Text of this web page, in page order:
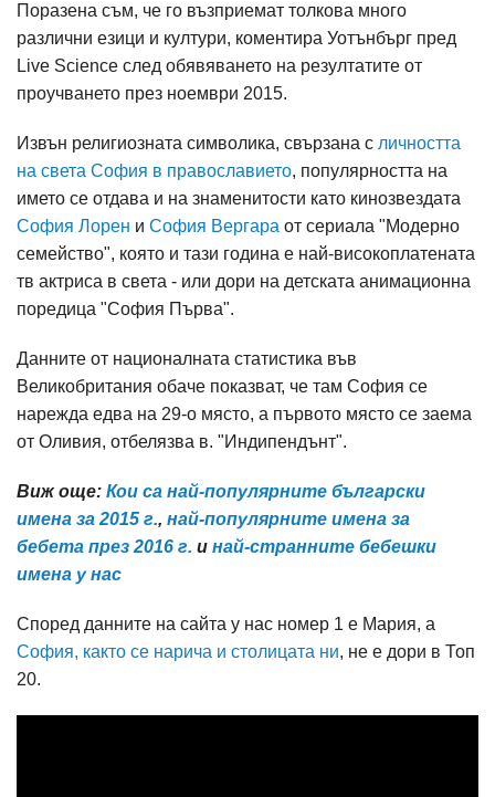
Поразена съм, че го възприемат толкова много
различни езици и култури, коментира Уотънбърг пред
Live Science след обявяването на резултатите от
проучването през ноември 2015.
Извън религиозната символика, свързана с личността
на света София в православието, популярността на
името се отдава и на знаменитости като кинозвездата
София Лорен и София Вергара от сериала "Модерно
семейство", която и тази година е най-високоплатената
тв актриса в света - или дори на детската анимационна
поредица "София Първа".
Данните от националната статистика във
Великобритания обаче показват, че там София се
нарежда едва на 29-о място, а първото място се заема
от Оливия, отбелязва в. "Индипендънт".
Виж още: Кои са най-популярните български
имена за 2015 г., най-популярните имена за
бебета през 2016 г. и най-странните бебешки
имена у нас
Според данните на сайта у нас номер 1 е Мария, а
София, както се нарича и столицата ни, не е дори в Топ
20.